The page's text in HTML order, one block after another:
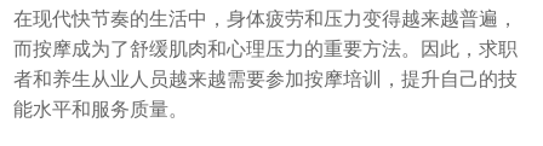
在现代快节奏的生活中，身体疲劳和压力变得越来越普遍，
而按摩成为了舒缓肌肉和心理压力的重要方法。因此，求职
者和养生从业人员越来越需要参加按摩培训，提升自己的技
能水平和服务质量。